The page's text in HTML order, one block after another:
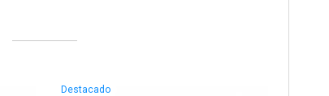
Destacado